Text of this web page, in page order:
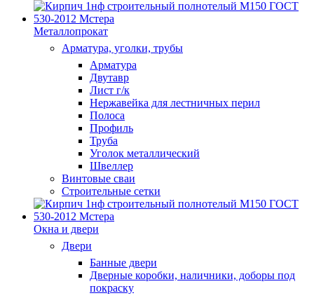
Металлопрокат
Арматура, уголки, трубы
Арматура
Двутавр
Лист г/к
Нержавейка для лестничных перил
Полоса
Профиль
Труба
Уголок металлический
Швеллер
Винтовые сваи
Строительные сетки
Окна и двери
Двери
Банные двери
Дверные коробки, наличники, доборы под
покраску